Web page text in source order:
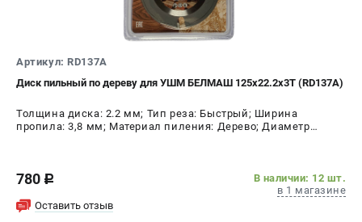
Артикул: RD137A
Диск пильный по дереву для УШМ БЕЛМАШ 125x22.2x3T (RD137A)
Толщина диска: 2.2 мм; Тип реза: Быстрый; Ширина
пропила: 3,8 мм; Материал пиления: Дерево; Диаметр
780 c
В наличии: 12 шт.
в 1 магазине
Оставить отзыв